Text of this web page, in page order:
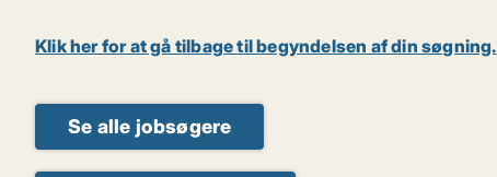
Klik her for at gå tilbage til begyndelsen af din søgning.
Se alle jobsøgere